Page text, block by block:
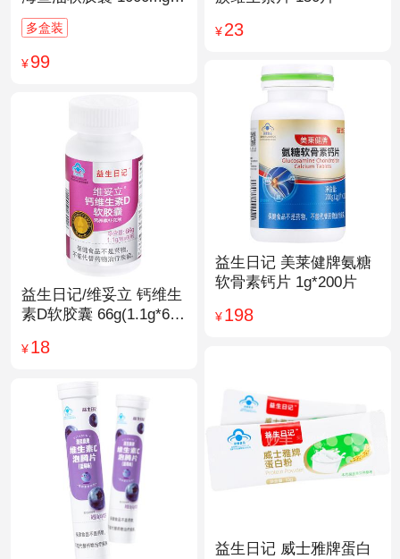
粒*200粒
多盒装
¥99
¥23
益生日记 美莱健牌氨糖
软骨素钙片 1g*200片
¥198
益生日记/维妥立 钙维生
素D软胶囊 66g(1.1g*60
¥18
益生日记 威士雅牌蛋白